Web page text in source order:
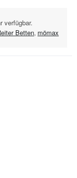
verfügbar.
Betten, mömax